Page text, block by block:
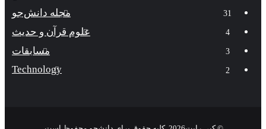
مجله دانش‌جو 31
علوم قرآن و حدیث 4
مسابقات 3
Technology 2